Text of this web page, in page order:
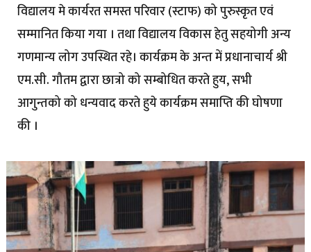
विद्यालय मे कार्यरत समस्त परिवार (स्टाफ) को पुरुस्कृत एवं
सम्मानित किया गया । तथा विद्यालय विकास हेतु सहयोगी अन्य
गणमान्य लोग उपस्थित रहे। कार्यक्रम के अन्त में प्रधानाचार्य श्री
एम.सी. गौतम द्वारा छात्रो को सम्बोधित करते हुय, सभी
आगुन्तको को धन्यवाद करते हुये कार्यक्रम समाप्ति की घोषणा
की ।